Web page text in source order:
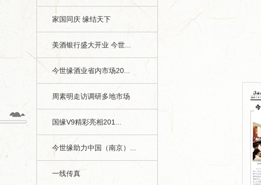
家国同庆 缘结天下
美酒银行盛大开业 今世...
今世缘酒业省内市场20...
周素明走访调研多地市场
国缘V9精彩亮相201...
今世缘助力中国（南京）...
一线传真